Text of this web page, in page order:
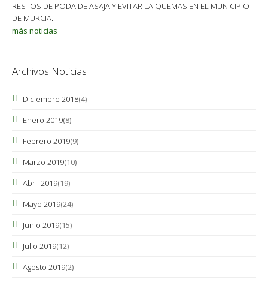
RESTOS DE PODA DE ASAJA Y EVITAR LA QUEMAS EN EL MUNICIPIO
DE MURCIA..
más noticias
Archivos Noticias
Diciembre 2018(4)
Enero 2019(8)
Febrero 2019(9)
Marzo 2019(10)
Abril 2019(19)
Mayo 2019(24)
Junio 2019(15)
Julio 2019(12)
Agosto 2019(2)